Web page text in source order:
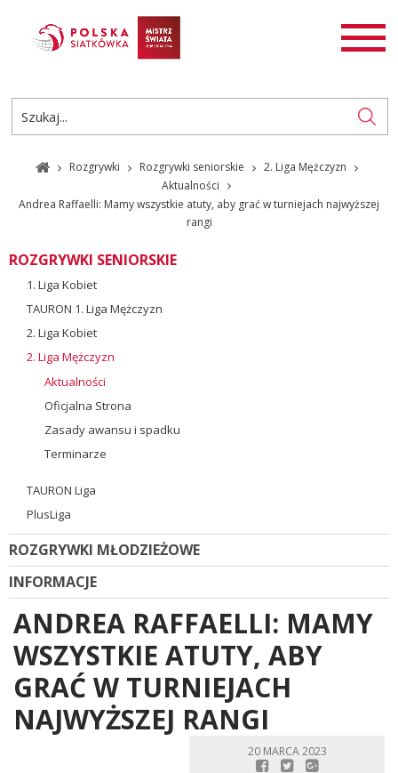
AKTUALNOŚCI
ROZGRYWKI
PL
EN
Rozgrywki Rozgrywki seniorskie
2. Liga Mężczyzn
Aktualności
Andrea Raffaelli: Mamy wszystkie atuty, aby grać w turniejach najwyższej
rangi
ROZGRYWKI SENIORSKIE
1. Liga Kobiet
TAURON 1. Liga Mężczyzn
2. Liga Kobiet
2. Liga Mężczyzn
Aktualności
Oficjalna Strona
Zasady awansu i spadku
Terminarze
TAURON Liga
PlusLiga
ROZGRYWKI MŁODZIEŻOWE
INFORMACJE
ANDREA RAFFAELLI: MAMY
WSZYSTKIE ATUTY, ABY
GRAĆ W TURNIEJACH
NAJWYŻSZEJ RANGI
20 MARCA 2023